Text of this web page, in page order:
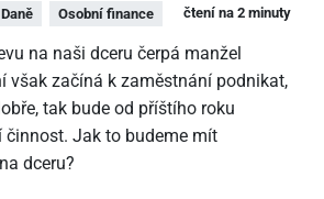
Daně Osobní finance čtení na 2 minuty
na naši dceru čerpá manžel
však začíná k zaměstnání podnikat,
tak bude od příštího roku
činnost. Jak to budeme mít
dceru?